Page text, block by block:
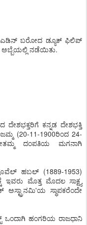
ಎಡಿನ್ ಬರೋದ ಡ್ಯೂಕ್ ಫಿಲಿಪ್
ನಡೆಯಿತು.
ದೇಶಭಕ್ತರಿಗೆ ಕನ್ನಡ ದೇಶಭಕ್ತಿ
(20-11-1900ರಿಂದ 24-
ದಂಪತಿಯ ಮಗನಾಗಿ
ಹಬಲ್ (1889-1953)
ಇವರು ಮೊತ್ತ ಮೊದಲ ಸಾಕ್ಷ್ಯ
ಅಸ್ಟ್ರಾನಮಿ'ಯ ಸ್ಥಾಪಕರೆಂದೇ
ಒಂದಾಗಿ ಹಂಗರಿಯ ರಾಜಧಾನಿ